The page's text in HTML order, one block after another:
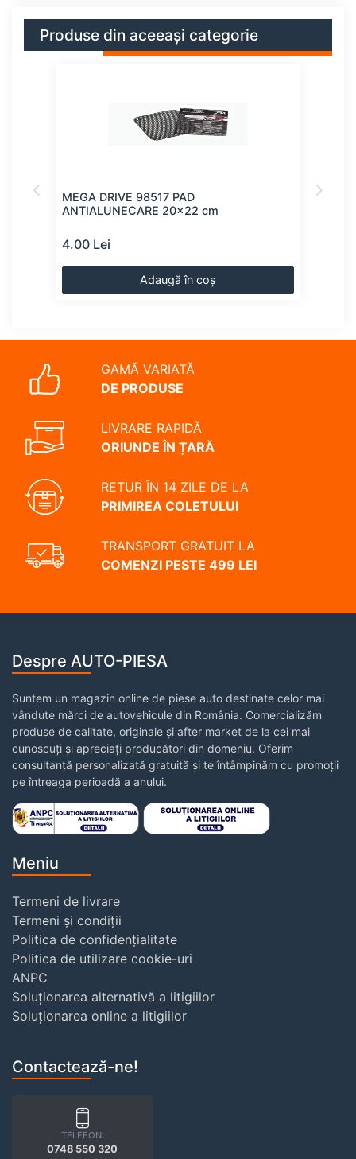
Produse din aceeași categorie
MEGA DRIVE 98517 PAD
ANTIALUNECARE 20x22 cm
4.00 Lei
Adaugă în coș
GAMĂ VARIATĂ
DE PRODUSE
LIVRARE RAPIDĂ
ORIUNDE ÎN ȚARĂ
RETUR ÎN 14 ZILE DE LA
PRIMIREA COLETULUI
TRANSPORT GRATUIT LA
COMENZI PESTE 499 LEI
Despre AUTO-PIESA
Suntem un magazin online de piese auto destinate celor mai
vândute mărci de autovehicule din România. Comercializăm
produse de calitate, originale și after market de la cei mai
cunoscuți și apreciați producători din domeniu. Oferim
consultanță personalizată gratuită și te întâmpinăm cu promoții
pe întreaga perioadă a anului.
Meniu
Termeni de livrare
Termeni și condiții
Politica de confidențialitate
Politica de utilizare cookie-uri
ANPC
Soluționarea alternativă a litigiilor
Soluționarea online a litigiilor
Contactează-ne!
TELEFON:
0748 550 320